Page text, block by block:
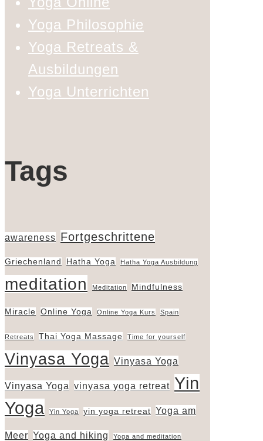
Yoga Philosophie
Yoga Retreats &
Ausbildungen
Yoga Unterrichten
Tags
awareness Fortgeschrittene
Griechenland Hatha Yoga Hatha Yoga Ausbildung
meditation Meditation Mindfulness
Miracle Online Yoga Online Yoga Kurs Spain
Retreats Thai Yoga Massage Time for yourself
Vinyasa Yoga Vinyasa Yoga
Vinyasa Yoga vinyasa yoga retreat Yin
Yoga
Yin Yoga yin yoga retreat Yoga am
Meer Yoga and hiking Yoga and meditation